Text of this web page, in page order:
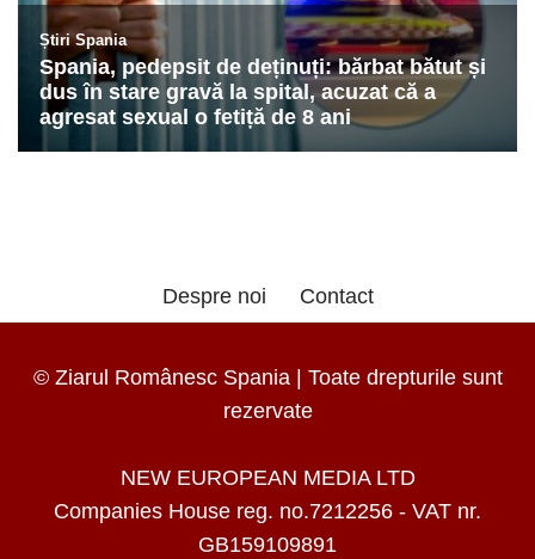
Despre noi Contact
© Ziarul Românesc Spania | Toate drepturile sunt
rezervate
NEW EUROPEAN MEDIA LTD
Companies House reg. no.7212256 - VAT nr.
GB159109891